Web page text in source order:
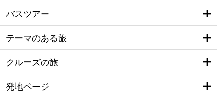
バスツアー
テーマのある旅
クルーズの旅
発地ページ